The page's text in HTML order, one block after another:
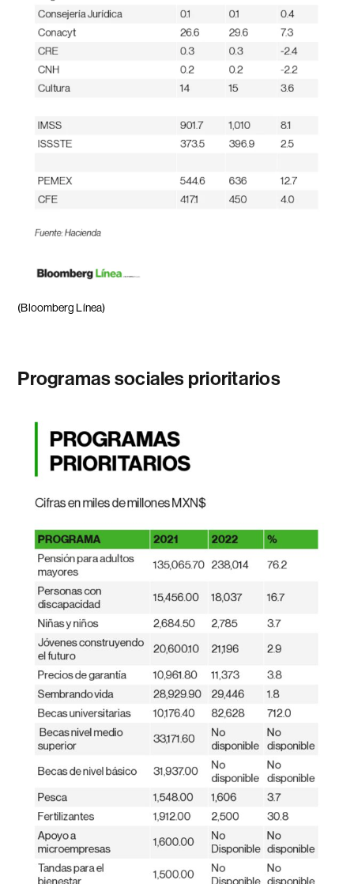
(Bloomberg Línea)
Programas sociales prioritarios